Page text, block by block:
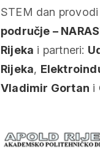
STEM dan
područje –
Rijeka i partneri:
Rijeka,
Vladimir Gortan i